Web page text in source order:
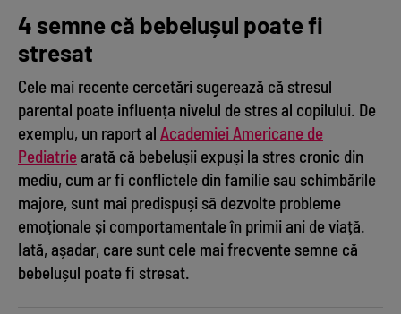
4 semne că bebelușul poate fi
stresat
Cele mai recente cercetări sugerează că stresul
parental poate influența nivelul de stres al copilului. De
exemplu, un raport al Academiei Americane de
Pediatriearată că bebelușii expuși la stres cronic din
mediu, cum ar fi conflictele din familie sau schimbările
majore, sunt mai predispuși să dezvolte probleme
emoționale și comportamentale în primii ani de viață.
Iată, așadar, care sunt cele mai frecvente semne că
bebelușul poate fi stresat.